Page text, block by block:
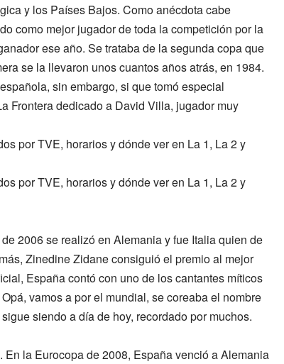
y los Países Bajos. Como anécdota cabe
como mejor jugador de toda la competición por la
ese año. Se trataba de la segunda copa que
se la llevaron unos cuantos años atrás, en 1984.
sin embargo, si que tomó especial
Frontera dedicado a David Villa, jugador muy
por TVE, horarios y dónde ver en La 1, La 2 y
por TVE, horarios y dónde ver en La 1, La 2 y
2006 se realizó en Alemania y fue Italia quien de
Zinedine Zidane consiguió el premio al mejor
España contó con uno de los cantantes míticos
vamos a por el mundial, se coreaba el nombre
siendo a día de hoy, recordado por muchos.
la Eurocopa de 2008, España venció a Alemania